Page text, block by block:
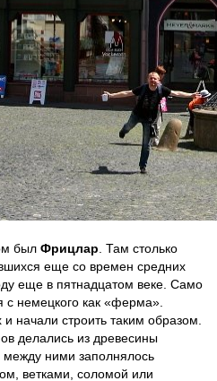
был Фрицлар . Там столько
еще со времен средних
еще в пятнадцатом веке. Само
с немецкого как «ферма».
начали строить таким образом.
делались из древесины
между ними заполнялось
ветками, соломой или